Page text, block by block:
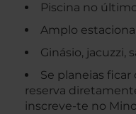
Piscina no
Amplo
Ginásio, jacuzzi,
Se planeias
reserva
inscreve-te no